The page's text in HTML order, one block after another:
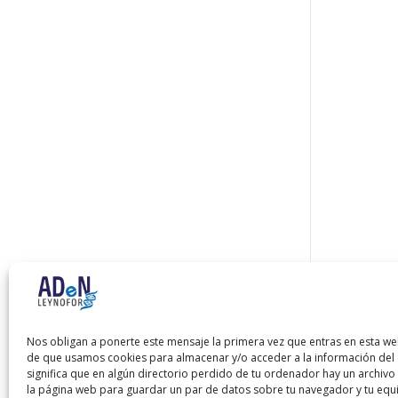
Nos obligan a ponerte este mensaje la primera vez que entras en esta
de que usamos cookies para almacenar y/o acceder a la información
significa que en algún directorio perdido de tu ordenador hay un
la página web para guardar un par de datos sobre tu navegador y tu